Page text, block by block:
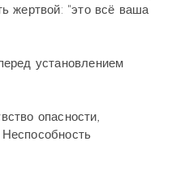
жертвой: "это всё ваша
установлением
опасности,